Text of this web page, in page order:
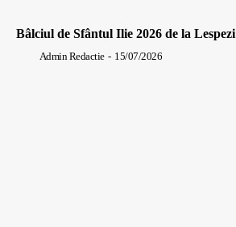
Bâlciul de Sfântul Ilie 2026 de la Lespezi
Admin Redactie - 15/07/2026